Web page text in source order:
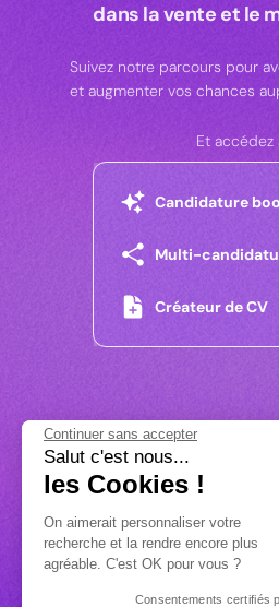
Continuer sans accepter
Salut c'est nous...
les Cookies !
On aimerait personnaliser votre
recherche et la rendre encore plus
agréable. C'est OK pour vous ?
Consentements certifiés
dans la vente et le
Suivez notre parcours pour
et augmenter vos chances
Et accédez
Candidature
Multi-
Créateur de CV